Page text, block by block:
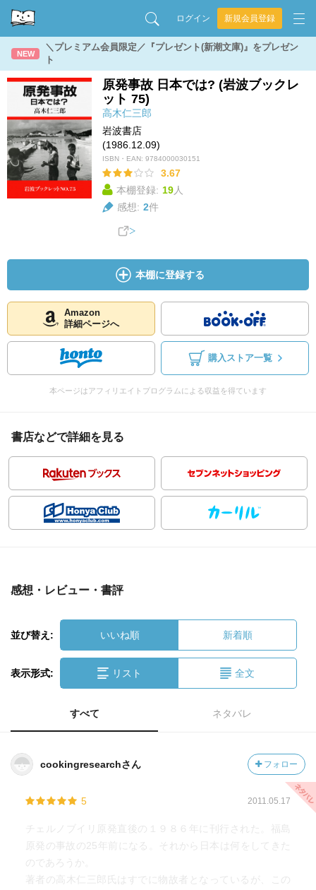
ログイン 新規会員登録
NEW
＼プレミアム会員限定／『プレゼント(新潮文庫)』をプレゼン
ト
原発事故 日本では? (岩波ブックレ
ット 75)
高木仁三郎
岩波書店
(1986.12.09)
ISBN・EAN: 9784000030151
3.67
本棚登録: 19人
感想: 2件
本棚に登録する
Amazon
詳細ページへ
購入ストア一覧
本ページはアフィリエイトプログラムによる収益を得ています
書店などで詳細を見る
感想・レビュー・書評
並び替え: いいね順 新着順
表示形式: リスト 全文
すべて ネタバレ
cookingresearchさん フォロー
5 2011.05.17
チェルノブイリ原発直後の１９８６年に刊行された。福島
原発の事故の25年前になる。それから日本は何をしてきた
のであろうか。
著者の高木仁三郎氏はすでに物故者となっているが、この